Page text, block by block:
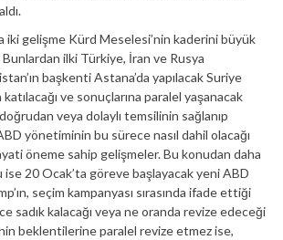
iki gelişme Kürd Meselesi’nin kaderini büyük
ilki Türkiye, İran ve Rusya
başkenti Astana’da yapılacak Suriye
ve sonuçlarına paralel yaşanacak
veya dolaylı temsilinin sağlanıp
yönetiminin bu sürece nasıl dahil olacağı
öneme sahip gelişmeler. Bu konudan daha
20 Ocak’ta göreve başlayacak yeni ABD
seçim kampanyası sırasında ifade ettiği
sadık kalacağı veya ne oranda revize edeceği
beklentilerine paralel revize etmez ise,